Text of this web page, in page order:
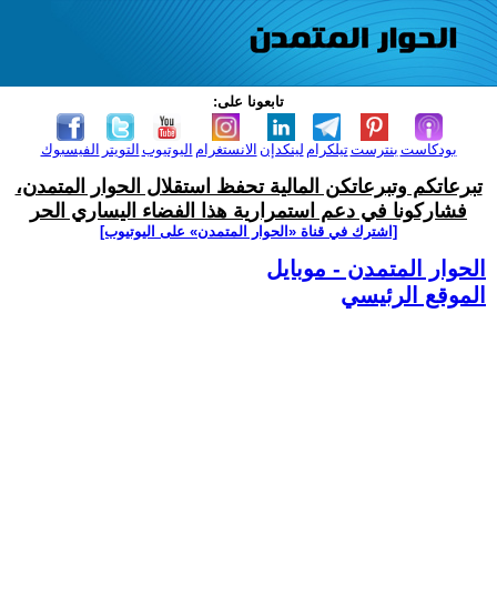
تابعونا على:
الفيسبوك التويتر اليوتيوب الانستغرام لينكدإن تيلكرامبنترست بودكاست
تبرعاتكم وتبرعاتكن المالية تحفظ استقلال الحوار المتمدن،
فشاركونا في دعم استمرارية هذا الفضاء اليساري الحر
[اشترك في قناة ‫«الحوار المتمدن» على اليوتيوب]
الحوار المتمدن - موبايل
الموقع الرئيسي